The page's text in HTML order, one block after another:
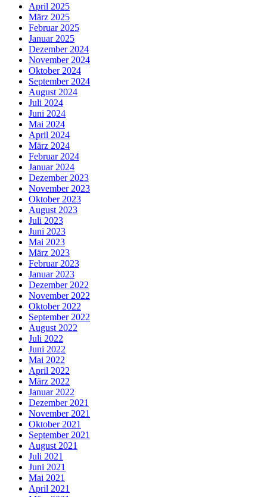
April 2025
März 2025
Februar 2025
Januar 2025
Dezember 2024
November 2024
Oktober 2024
September 2024
August 2024
Juli 2024
Juni 2024
Mai 2024
April 2024
März 2024
Februar 2024
Januar 2024
Dezember 2023
November 2023
Oktober 2023
August 2023
Juli 2023
Juni 2023
Mai 2023
März 2023
Februar 2023
Januar 2023
Dezember 2022
November 2022
Oktober 2022
September 2022
August 2022
Juli 2022
Juni 2022
Mai 2022
April 2022
März 2022
Januar 2022
Dezember 2021
November 2021
Oktober 2021
September 2021
August 2021
Juli 2021
Juni 2021
Mai 2021
April 2021